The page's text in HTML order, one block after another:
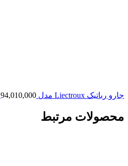
جارو رباتیک Liectroux مدل M70 PRO 94,010,000
محصولات مرتبط